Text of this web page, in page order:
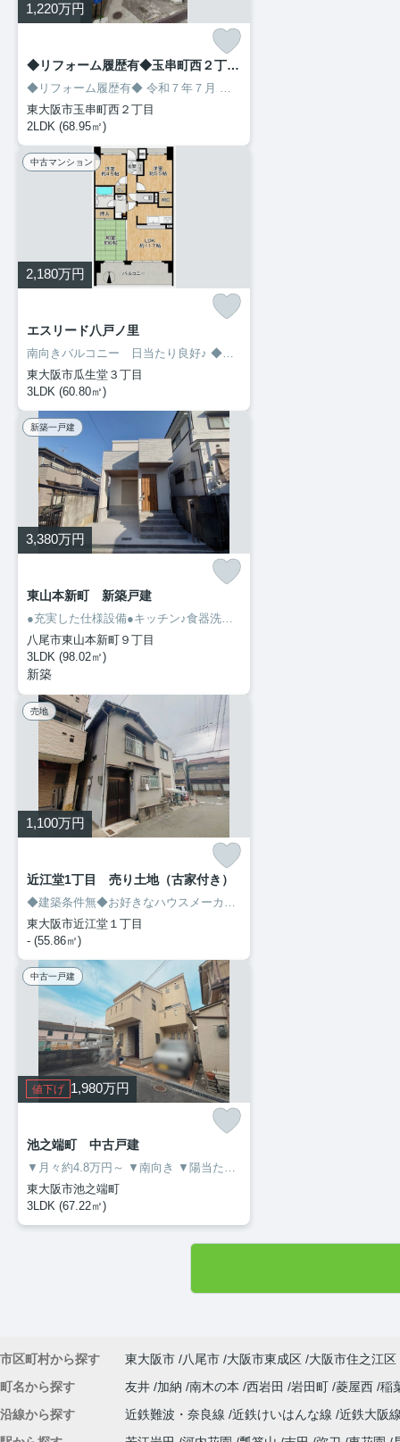
1,220万円
◆リフォーム履歴有◆玉串町西２丁目 中古戸建
◆リフォーム履歴有◆ 令和７年７月
東大阪市玉串町西２丁目
2LDK (68.95㎡)
中古マンション
2,180万円
エスリード八戸ノ里
南向きバルコニー 日当たり良好♪ ◆１０階で眺望良好♪
東大阪市瓜生堂３丁目
3LDK (60.80㎡)
新築一戸建
3,380万円
東山本新町 新築戸建
●充実した仕様設備●キッチン♪食器洗い乾燥機、浄水器一体型水栓、収納カウンター●浴室♪カラリ床、浴室乾燥暖房●トイレ♪超節水タイプ、プロントスリム、スクリュー洗浄
八尾市東山本新町９丁目
3LDK (98.02㎡)
新築
売地
1,100万円
近江堂1丁目 売り土地（古家付き）
◆建築条件無◆お好きなハウスメーカーで、マイホームを建てられます♪
東大阪市近江堂１丁目
- (55.86㎡)
中古一戸建
値下げ 1,980万円
池之端町 中古戸建
▼月々約4.8万円～ ▼南向き ▼陽当たり良好
東大阪市池之端町
3LDK (67.22㎡)
市区町村から探す 東大阪市 八尾市 大阪市東成区 大阪市住之江区
町名から探す
友井 加納 南木の本 西岩田 岩田町 菱屋西 稲
沿線から探す
近鉄難波・奈良線 近鉄けいはんな線 近鉄大阪